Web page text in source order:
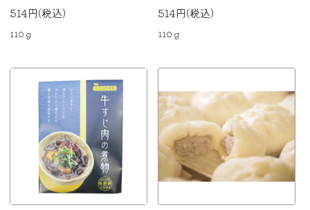
514円(税込)
110ｇ
514円(税込)
110ｇ